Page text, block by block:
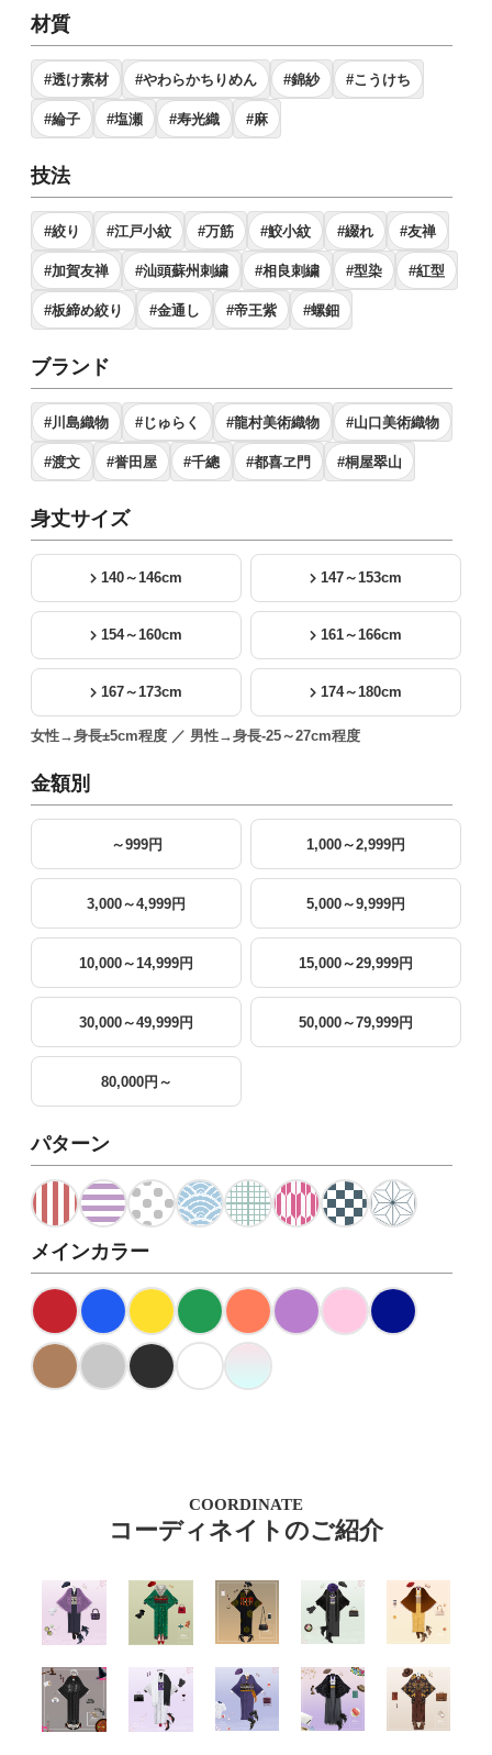
材質
#透け素材 #やわらかちりめん #錦紗 #こうけち
#綸子 #塩瀬 #寿光織 #麻
技法
#絞り #江戸小紋 #万筋 #鮫小紋 #綴れ #友禅
#加賀友禅 #汕頭蘇州刺繍 #相良刺繍 #型染 #紅型
#板締め絞り #金通し #帝王紫 #螺鈿
ブランド
#川島織物 #じゅらく #龍村美術織物 #山口美術織物
#渡文 #誉田屋 #千總 #都喜ヱ門 #桐屋翠山
身丈サイズ
140～146cm 147～153cm
154～160cm 161～166cm
167～173cm 174～180cm
女性→身長±5cm程度 ／ 男性→身長-25～27cm程度
金額別
～999円 1,000～2,999円
3,000～4,999円 5,000～9,999円
10,000～14,999円 15,000～29,999円
30,000～49,999円 50,000～79,999円
80,000円～
パターン
メインカラー
COORDINATE
コーディネイトのご紹介